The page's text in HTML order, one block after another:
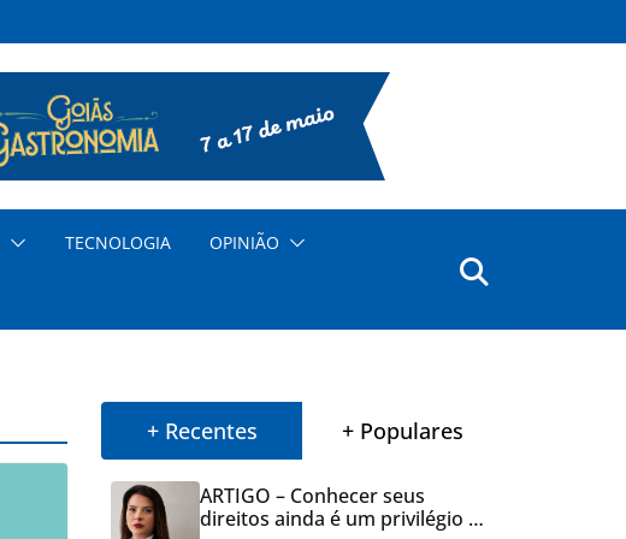
TECNOLOGIA OPINIÃO
+ Recentes + Populares
ARTIGO – Conhecer seus
direitos ainda é um privilégio no